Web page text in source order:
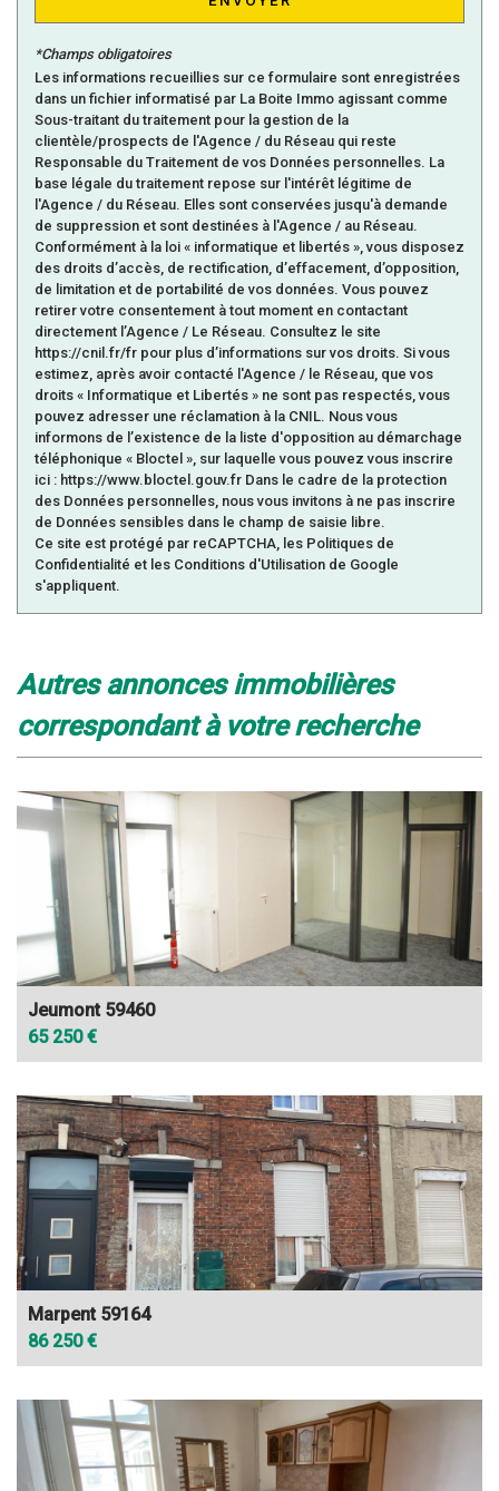
Familles avec 1 ou 2 enfants
40,41 %
Maisons
90,70 %
Appartements
Familles avec 3 enfants
*Champs obligatoires
Les informations recueillies sur ce formulaire sont enregistrées
dans un fichier informatisé par La Boite Immo agissant comme
Sous-traitant du traitement pour la gestion de la
clientèle/prospects de l'Agence / du Réseau qui reste
Responsable du Traitement de vos Données personnelles. La
base légale du traitement repose sur l'intérêt légitime de
l'Agence / du Réseau. Elles sont conservées jusqu'à demande
de suppression et sont destinées à l'Agence / au Réseau.
Conformément à la loi « informatique et libertés », vous disposez
des droits d’accès, de rectification, d’effacement, d’opposition,
de limitation et de portabilité de vos données. Vous pouvez
retirer votre consentement à tout moment en contactant
directement l’Agence / Le Réseau. Consultez le site
https://cnil.fr/fr pour plus d’informations sur vos droits. Si vous
estimez, après avoir contacté l'Agence / le Réseau, que vos
droits « Informatique et Libertés » ne sont pas respectés, vous
pouvez adresser une réclamation à la CNIL. Nous vous
informons de l’existence de la liste d'opposition au démarchage
téléphonique « Bloctel », sur laquelle vous pouvez vous inscrire
ici : https://www.bloctel.gouv.fr Dans le cadre de la protection
des Données personnelles, nous vous invitons à ne pas inscrire
de Données sensibles dans le champ de saisie libre.
Ce site est protégé par reCAPTCHA, les Politiques de
Confidentialité et les Conditions d'Utilisation de Google
s'appliquent.
autres annonces immobilières
correspondant à votre recherche
Jeumont 59460
65 250 €
Marpent 59164
86 250 €